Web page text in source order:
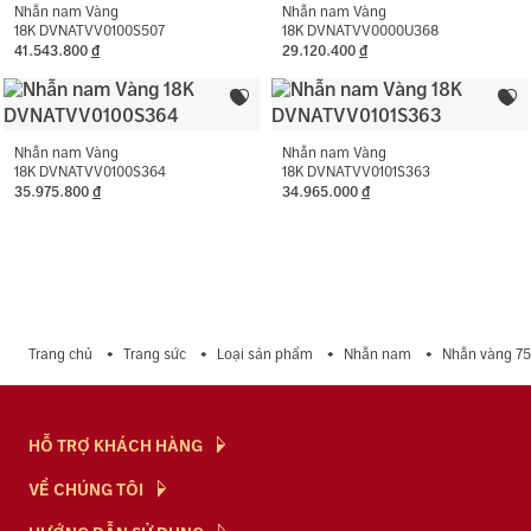
Màu đá phụ:
Trắng
Hình dạng đá phụ:
Hình tròn, Chữ nhật chặt góc
Nhẫn nam Vàng
18K DVNATVV0100S507
41.543.800 đ
Nhẫn nam Vàng
18K DVNATVV0000U368
29.120.400 đ
Nhẫn nam Vàng
18K DVNATVV0100S364
35.975.800 đ
Nhẫn nam Vàng
18K DVNATVV0101S363
34.965.000 đ
Trang chủ Trang sức Loại sản phẩm Nhẫn nam Nhẫn vàng
HỖ TRỢ KHÁCH HÀNG
Hỏi & Đáp
Chính Sách
VỀ CHÚNG TÔI
NTJ Flagship